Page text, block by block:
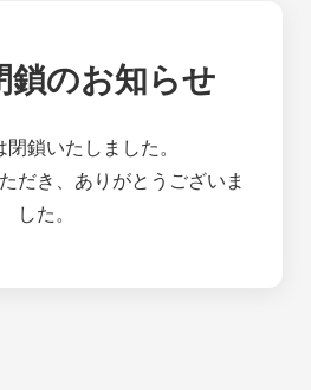
鎖のお知らせ
閉鎖いたしました。
だき、ありがとうございま
した。